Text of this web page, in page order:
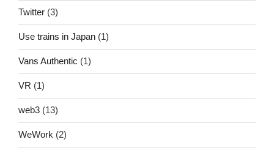
Twitter (3)
Use trains in Japan (1)
Vans Authentic (1)
VR (1)
web3 (13)
WeWork (2)